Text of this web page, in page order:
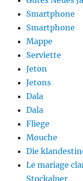
Smartphone
Smartphone
Mappe
Serviette
Jeton
Jetons
Dala
Dala
Fliege
Mouche
Die
Le mariage
Stockalper